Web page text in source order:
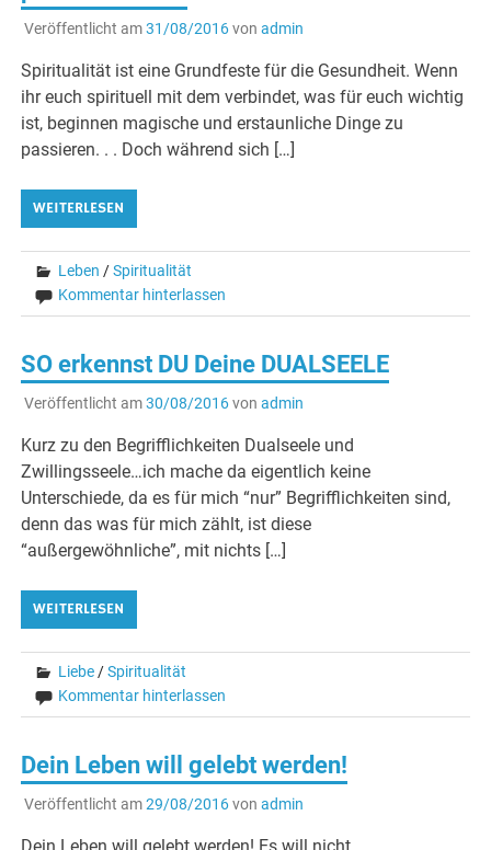
Veröffentlicht am31/08/2016von admin
Spiritualität ist eine Grundfeste für die Gesundheit. Wenn
ihr euch spirituell mit dem verbindet, was für euch wichtig
ist, beginnen magische und erstaunliche Dinge zu
passieren. . . Doch während sich […]
WEITERLESEN
Leben /Spiritualität
Kommentar hinterlassen
SO erkennst DU Deine DUALSEELE
Veröffentlicht am30/08/2016von admin
Kurz zu den Begrifflichkeiten Dualseele und
Zwillingsseele…ich mache da eigentlich keine
Unterschiede, da es für mich “nur” Begrifflichkeiten sind,
denn das was für mich zählt, ist diese
“außergewöhnliche”, mit nichts […]
WEITERLESEN
Liebe /Spiritualität
Kommentar hinterlassen
Dein Leben will gelebt werden!
Veröffentlicht am29/08/2016von admin
Dein Leben will gelebt werden! Es will nicht